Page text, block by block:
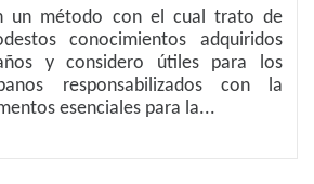
un método con el cual trato de
conocimientos adquiridos
y considero útiles para los
responsabilizados con la
esenciales para la...